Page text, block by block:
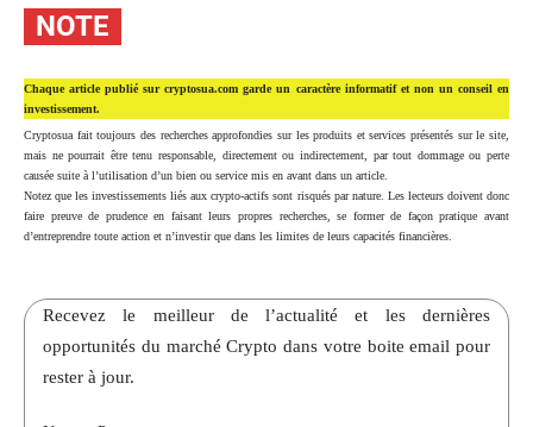
NOTE
Chaque article publié sur cryptosua.com garde un caractère informatif et non un conseil en
investissement.
Cryptosua fait toujours des recherches approfondies sur les produits et services présentés sur le site,
mais ne pourrait être tenu responsable, directement ou indirectement, par tout dommage ou perte
causée suite à l’utilisation d’un bien ou service mis en avant dans un article.
Notez que les investissements liés aux crypto-actifs sont risqués par nature. Les lecteurs doivent donc
faire preuve de prudence en faisant leurs propres recherches, se former de façon pratique avant
d’entreprendre toute action et n’investir que dans les limites de leurs capacités financières.
Recevez le meilleur de l’actualité et les dernières
opportunités du marché Crypto dans votre boite email pour
rester à jour.